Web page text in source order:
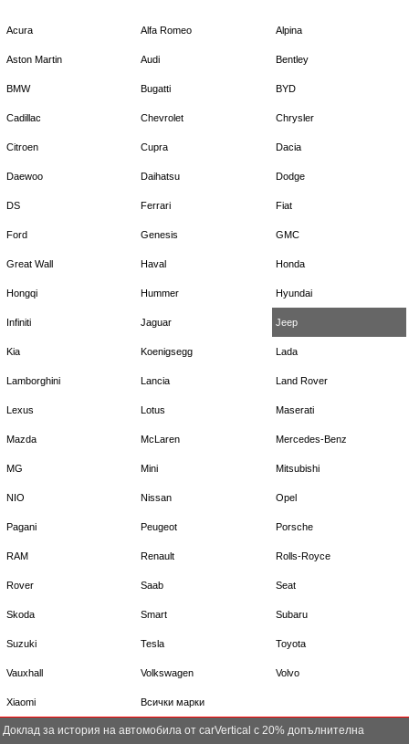
Acura Alfa Romeo Alpina
Aston Martin Audi Bentley
BMW Bugatti BYD
Cadillac Chevrolet Chrysler
Citroen Cupra Dacia
Daewoo Daihatsu Dodge
DS Ferrari Fiat
Ford Genesis GMC
Great Wall Haval Honda
Hongqi Hummer Hyundai
Infiniti Jaguar Jeep
Kia Koenigsegg Lada
Lamborghini Lancia Land Rover
Lexus Lotus Maserati
Mazda McLaren Mercedes-Benz
MG Mini Mitsubishi
NIO Nissan Opel
Pagani Peugeot Porsche
RAM Renault Rolls-Royce
Rover Saab Seat
Skoda Smart Subaru
Suzuki Tesla Toyota
Vauxhall Volkswagen Volvo
Xiaomi Всички марки
Доклад за история на автомобила от carVertical с 20% допълнителна